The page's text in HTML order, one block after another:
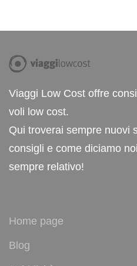
Viaggi Low Cost offre
voli low cost.
Qui troverai sempre nuovi
consigli e come diciamo
sempre relativo!
Home page
Blog